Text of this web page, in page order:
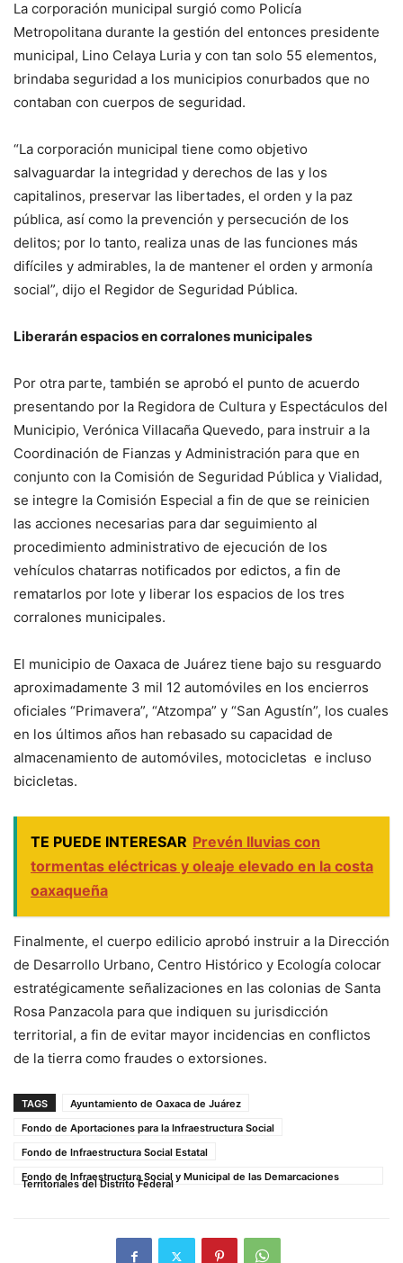
La corporación municipal surgió como Policía
Metropolitana durante la gestión del entonces presidente
municipal, Lino Celaya Luria y con tan solo 55 elementos,
brindaba seguridad a los municipios conurbados que no
contaban con cuerpos de seguridad.
“La corporación municipal tiene como objetivo
salvaguardar la integridad y derechos de las y los
capitalinos, preservar las libertades, el orden y la paz
pública, así como la prevención y persecución de los
delitos; por lo tanto, realiza unas de las funciones más
difíciles y admirables, la de mantener el orden y armonía
social”, dijo el Regidor de Seguridad Pública.
Liberarán espacios en corralones municipales
Por otra parte, también se aprobó el punto de acuerdo
presentando por la Regidora de Cultura y Espectáculos del
Municipio, Verónica Villacaña Quevedo, para instruir a la
Coordinación de Fianzas y Administración para que en
conjunto con la Comisión de Seguridad Pública y Vialidad,
se integre la Comisión Especial a fin de que se reinicien
las acciones necesarias para dar seguimiento al
procedimiento administrativo de ejecución de los
vehículos chatarras notificados por edictos, a fin de
rematarlos por lote y liberar los espacios de los tres
corralones municipales.
El municipio de Oaxaca de Juárez tiene bajo su resguardo
aproximadamente 3 mil 12 automóviles en los encierros
oficiales “Primavera”, “Atzompa” y “San Agustín”, los cuales
en los últimos años han rebasado su capacidad de
almacenamiento de automóviles, motocicletas e incluso
bicicletas.
TE PUEDE INTERESAR Prevén lluvias con
tormentas eléctricas y oleaje elevado en la costa
oaxaqueña
Finalmente, el cuerpo edilicio aprobó instruir a la Dirección
de Desarrollo Urbano, Centro Histórico y Ecología colocar
estratégicamente señalizaciones en las colonias de Santa
Rosa Panzacola para que indiquen su jurisdicción
territorial, a fin de evitar mayor incidencias en conflictos
de la tierra como fraudes o extorsiones.
TAGS
Ayuntamiento de Oaxaca de Juárez
Fondo de Aportaciones para la Infraestructura Social
Fondo de Infraestructura Social Estatal
Fondo de Infraestructura Social y Municipal de las Demarcaciones
Territoriales del Distrito Federal